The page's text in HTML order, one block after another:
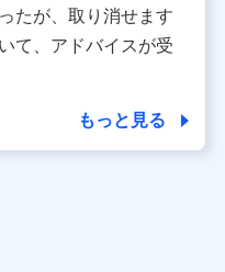
例として、当社又は株式
ビスのご契約状態・ご利
に関する情報、アプリケ
、購入されたサービスや
する保険関連サービスに
たが、取り消せます
て、アドバイスが受
もっと見る